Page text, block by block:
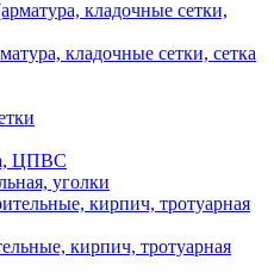
кладочные сетки, сетка
ЦПВС
уголки
кирпич, тротуарная